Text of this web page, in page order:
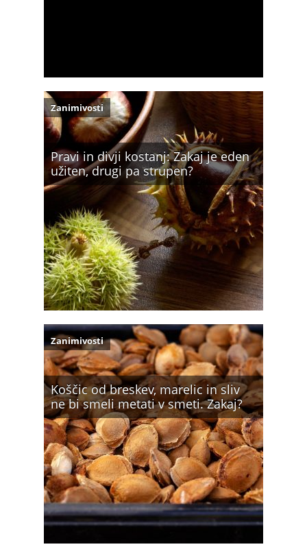
Pravi in divji kostanj: Zakaj je eden
užiten, drugi pa strupen?
Zanimivosti
Koščic od breskev, marelic in sliv
ne bi smeli metati v smeti. Zakaj?
Zanimivosti